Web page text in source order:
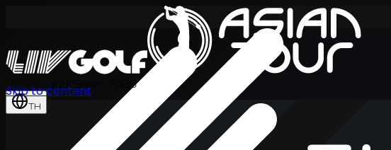
International Series 2026
TH
Skip to content